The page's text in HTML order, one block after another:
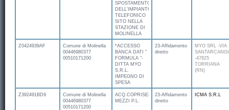
SPOSTAMENTO
DELL'IMPIANTO
TELEFONICO
SITO NELLA
STAZIONE DI
MOLINELLA
Z0424939AF
Comune di Molinella
00446980377
00510171200
*ACCESSO
BANCA DATI "
FORMULA "-
DITTA MYO
S.R.L.
IMPEGNO DI
SPESA
23-Affidamento
diretto
MYO SRL -VIA
-47825
TORRIANA
(RN)
Z392491BD9
Comune di Molinella
00446980377
00510171200
ACQ.COPRISEDILI
MEZZI P.L.
23-Affidamento
diretto
ICMA S.R.L